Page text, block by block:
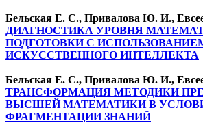
Бельская Е. С., Привалова Ю. И.,
ДИАГНОСТИКА УРОВНЯ
ПОДГОТОВКИ С
ИСКУССТВЕННОГО ИНТЕЛЛЕКТА
Бельская Е. С., Привалова Ю. И.,
ТРАНСФОРМАЦИЯ МЕТОДИКИ
ВЫСШЕЙ МАТЕМАТИКИ В
ФРАГМЕНТАЦИИ ЗНАНИЙ